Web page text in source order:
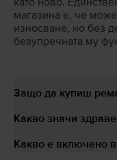
магазина е, че
износване, но без
безупречната му
Защо да купиш
Какво значи
Какво е включено в